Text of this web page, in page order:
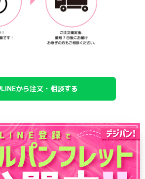
LINEから注文・相談する